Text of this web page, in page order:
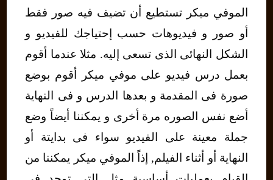
الموفي ميكر تستطيع أن تضيف فيه صور فقط
أو صور و فيديوهات حسب إحتياجك للفيديو و
الشكل النهائى الذى تسعى إليه. مثلا عندما أقوم
بعمل درس فيديو على موفي ميكر أقوم بوضع
صورة فى المقدمة و بعدها الدرس و فى النهاية
أضع نفس الصوره مرة أخرى و يمكننا أيضاً وضع
جملة معينة على الفيديو سواء فى بدايتة أو
النهاية أو أثناء الفيلم, إذاً الموفي ميكر يمكننا من